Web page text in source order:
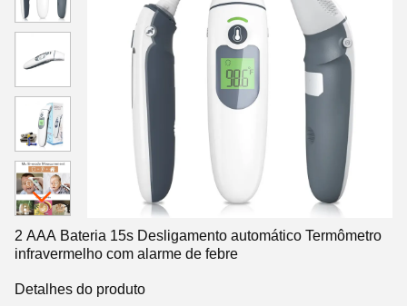
2 AAA Bateria 15s Desligamento automático Termômetro
infravermelho com alarme de febre
Detalhes do produto